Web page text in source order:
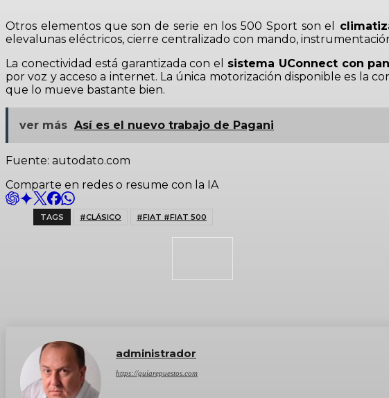
Otros elementos que son de serie en los 500 Sport son el
elevalunas eléctricos, cierre centralizado con mando,
La conectividad está garantizada con el
sistema UConnect con
por voz y acceso a internet. La única motorización disponible es la
que lo mueve bastante bien.
ver más Así es el nuevo trabajo de Pagani
Fuente: autodato.com
Comparte en redes o resume con la IA
TAGS #CLÁSICO #FIAT #FIAT 500
administrador
https://guiarepuestos.com